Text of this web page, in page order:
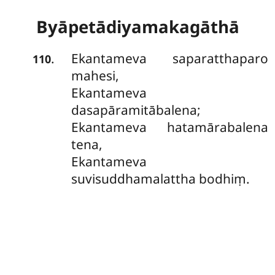
Byāpetādiyamakagāthā
110.
Ekantameva saparatthaparo
mahesi,
Ekantameva
dasapāramitābalena;
Ekantameva hatamārabalena
tena,
Ekantameva
suvisuddhamalattha bodhiṃ.